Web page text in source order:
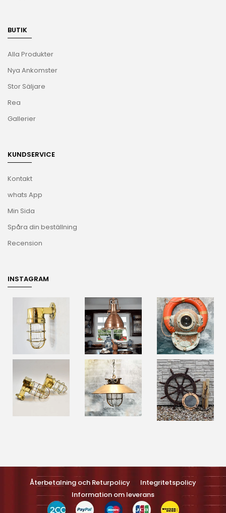
BUTIK
Alla Produkter
Nya Ankomster
Stor Säljare
Rea
Gallerier
KUNDSERVICE
Kontakt
whats App
Min Sida
Spåra din beställning
Recension
INSTAGRAM
Återbetalning och Returpolicy
Integritetspolicy
Information om leverans
Turns on site high speed to be attractive feller people and search
engines.